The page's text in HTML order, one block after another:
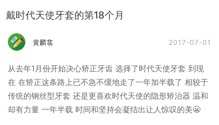
戴时代天使牙套的第18个月
黄麟翕 2017-07-01
从去年1月份开始决心矫正牙齿 选择了时代天使牙套 到现
在 在矫正这条路上已不急不缓地走了一年加半载了 相较于
传统的钢丝型牙套 还是更喜欢时代天使的隐形矫治器 温和
却有力量 一年半载 时间和坚持会凝结出让人惊叹的美😬